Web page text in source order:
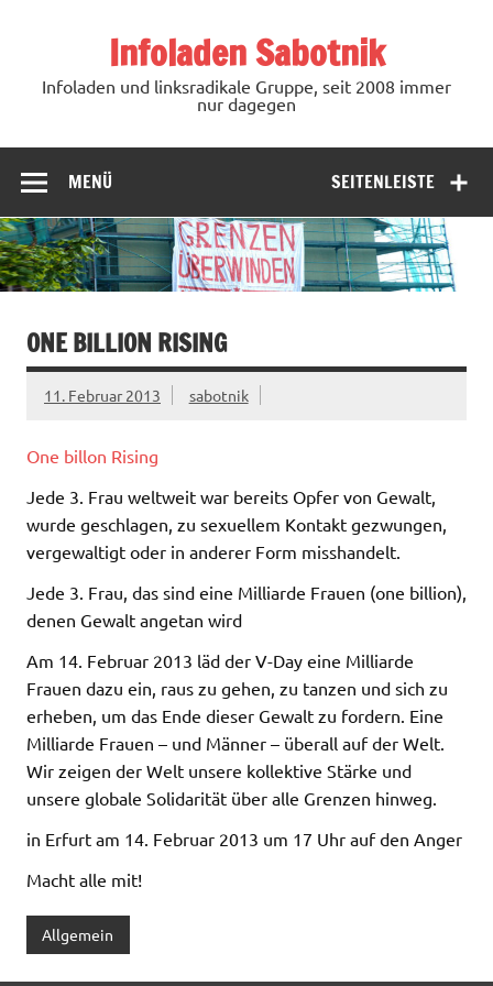
Infoladen Sabotnik
Infoladen und linksradikale Gruppe, seit 2008 immer
nur dagegen
SEITENLEISTE
MENÜ
ONE BILLION RISING
11. Februar 2013 sabotnik
One billon Rising
Jede 3. Frau weltweit war bereits Opfer von Gewalt,
wurde geschlagen, zu sexuellem Kontakt gezwungen,
vergewaltigt oder in anderer Form misshandelt.
Jede 3. Frau, das sind eine Milliarde Frauen (one billion),
denen Gewalt angetan wird
Am 14. Februar 2013 läd der V-Day eine Milliarde
Frauen dazu ein, raus zu gehen, zu tanzen und sich zu
erheben, um das Ende dieser Gewalt zu fordern. Eine
Milliarde Frauen – und Männer – überall auf der Welt.
Wir zeigen der Welt unsere kollektive Stärke und
unsere globale Solidarität über alle Grenzen hinweg.
in Erfurt am 14. Februar 2013 um 17 Uhr auf den Anger
Macht alle mit!
Allgemein